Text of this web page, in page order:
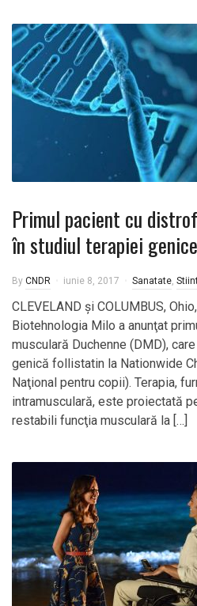
Primul pacient cu
în studiul terapiei
By CNDR iunie 8, 2017 Sanatate,
CLEVELAND şi COLUMBUS,
Biotehnologia Milo a anunţat
musculară Duchenne (DMD),
genică follistatin la Nationwide
Naţional pentru copii). Terapia,
intramusculară, este proiectată
restabili funcţia musculară la […]